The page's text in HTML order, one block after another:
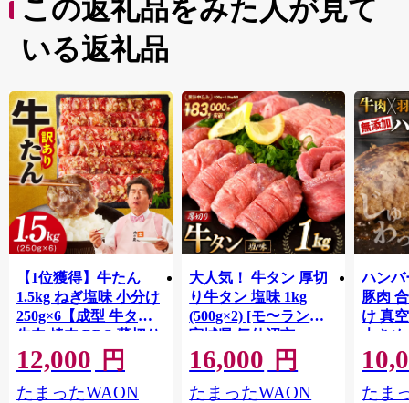
この返礼品をみた人が見て
いる返礼品
【1位獲得】牛たん
1.5kg ねぎ塩味 小分け
250g×6【成型 牛タン
牛肉 焼肉 BBQ 薄切り
ぎゅうたん スライス
訳あり サイズ不揃
い】 G4721
12,000 円
たまったWAON
大人気！ 牛タン 厚切
り牛タン 塩味 1kg
(500g×2) [モ〜ランド
宮城県 気仙沼市
20564660] 肉 牛肉 精肉
牛たん 牛タン塩 牛た
ん塩 冷凍 焼肉 BBQ ア
16,000 円
たまったWAON
ハンバ
豚肉
け 真
大き
保存
淡路島
ポーク
たま